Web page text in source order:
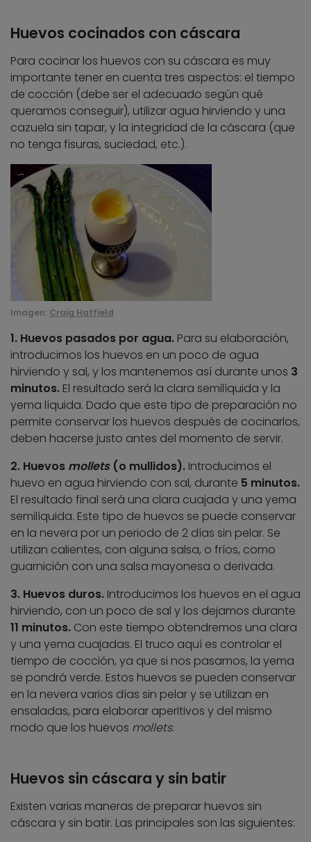
Huevos cocinados con cáscara
Para cocinar los huevos con su cáscara es muy
importante tener en cuenta tres aspectos: el tiempo
de cocción (debe ser el adecuado según qué
queramos conseguir), utilizar agua hirviendo y una
cazuela sin tapar, y la integridad de la cáscara (que
no tenga fisuras, suciedad, etc.).
Imagen: Craig Hatfield
1. Huevos pasados por agua. Para su elaboración,
introducimos los huevos en un poco de agua
hirviendo y sal, y los mantenemos así durante unos 3
minutos. El resultado será la clara semilíquida y la
yema líquida. Dado que este tipo de preparación no
permite conservar los huevos después de cocinarlos,
deben hacerse justo antes del momento de servir.
2. Huevos mollets(o mullidos). Introducimos el
huevo en agua hirviendo con sal, durante 5 minutos.
El resultado final será una clara cuajada y una yema
semilíquida. Este tipo de huevos se puede conservar
en la nevera por un periodo de 2 días sin pelar. Se
utilizan calientes, con alguna salsa, o fríos, como
guarnición con una salsa mayonesa o derivada.
3. Huevos duros. Introducimos los huevos en el agua
hirviendo, con un poco de sal y los dejamos durante
11 minutos. Con este tiempo obtendremos una clara
y una yema cuajadas. El truco aquí es controlar el
tiempo de cocción, ya que si nos pasamos, la yema
se pondrá verde. Estos huevos se pueden conservar
en la nevera varios días sin pelar y se utilizan en
ensaladas, para elaborar aperitivos y del mismo
modo que los huevos mollets.
Huevos sin cáscara y sin batir
Existen varias maneras de preparar huevos sin
cáscara y sin batir. Las principales son las siguientes: